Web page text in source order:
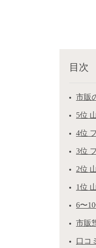
目次
市販
5位
4位
3位
2位
1位
6〜
市販
口コ